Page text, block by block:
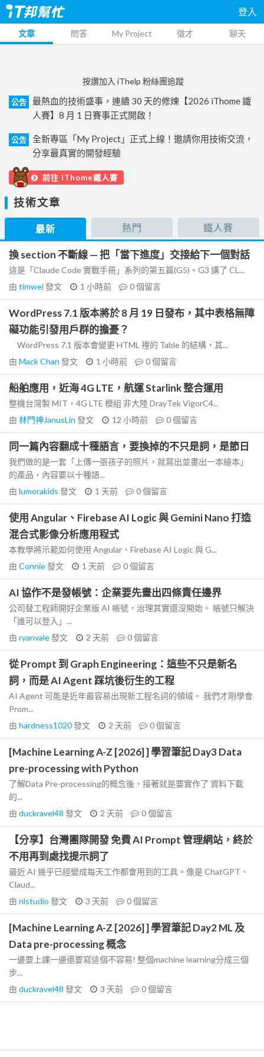
登入
文章 問答 My Project 徵才 聊天
按讚加入 iThelp 粉絲團追蹤
公告
最熱血的技術盛事，連續 30 天的修煉【2026 iThome 鐵
人賽】8 月 1 日賽事正式開啟！
公告
全新專區「My Project」正式上線！邀請你用技術交流，
分享最真實的開發經驗
前往 iThome鐵人賽
技術文章
最新 熱門 鐵人賽
換 section 不斷線 — 把「當下進度」交接給下一個對話
這是「Claude Code 實戰手冊」系列的第五篇(G5)。G3 講了 CL...
由 timwei發文 1 小時前 0個留言
WordPress 7.1 版本將於 8 月 19 日發布，其中表格無障
礙功能引發用戶群的擔憂？
WordPress 7.1 版本會變更 HTML 裡的 Table 的結構，其...
由 Mack Chan 發文 1 小時前 0個留言
船舶應用，近海 4G LTE，航運 Starlink 整合運用
整機台灣製 MIT，4G LTE 模組 非大陸 DrayTek VigorC4...
由 林門神JanusLin 發文 12 小時前 0個留言
同一篇內容翻成十種語言，要換掉的不只是詞，是節日
我們做的是一套「上傳一張孩子的照片，就寫出並畫出一本繪本」
的產品，內容要以十種語...
由 lumorakids 發文 1 天前 0個留言
使用 Angular、Firebase AI Logic 與 Gemini Nano 打造
混合式影像分析應用程式
本教學將示範如何使用 Angular、Firebase AI Logic 與 G...
由 Connie發文 1 天前 0個留言
AI 協作不是發帳號：企業要先畫出四條責任邊界
公司替工程師開好企業版 AI 帳號，治理其實還沒開始。 帳號只解決
「誰可以登入」...
由 ryanvale發文 2 天前 0個留言
從 Prompt 到 Graph Engineering：這些不只是新名
詞，而是 AI Agent 踩坑後衍生的工程
AI Agent 可能是近年最容易出現新工程名詞的領域。 我們才剛學會
Prom...
由 hardness1020發文 2 天前 0個留言
[Machine Learning A-Z [2026] ] 學習筆記 Day3 Data
pre-processing with Python
了解Data Pre-processing的概念後，接著就是要實作了 資料下載
的...
由 duckravel48 發文 2 天前 0個留言
【分享】台灣團隊開發 免費 AI Prompt 管理網站，終於
不用再到處找提示詞了
最近 AI 幾乎已經變成每天工作都會用到的工具。像是 ChatGPT、
Claud...
由 nlstudio 發文 3 天前 0個留言
[Machine Learning A-Z [2026] ] 學習筆記 Day2 ML 及
Data pre-processing 概念
一邊要上課一邊還要寫這個不容易! 整個machine learning分成三個
步...
由 duckravel48 發文 3 天前 0個留言